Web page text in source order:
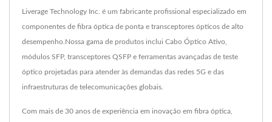
Liverage Technology Inc. é um fabricante profissional especializado em
componentes de fibra óptica de ponta e transceptores ópticos de alto
desempenho.Nossa gama de produtos inclui Cabo Óptico Ativo,
módulos SFP, transceptores QSFP e ferramentas avançadas de teste
óptico projetadas para atender às demandas das redes 5G e das
infraestruturas de telecomunicações globais.
Com mais de 30 anos de experiência em inovação em fibra óptica,